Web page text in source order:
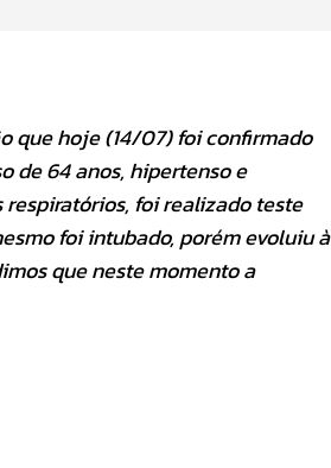
que hoje (14/07) foi confirmado
de 64 anos, hipertenso e
foi realizado teste
foi intubado, porém evoluiu à
que neste momento a